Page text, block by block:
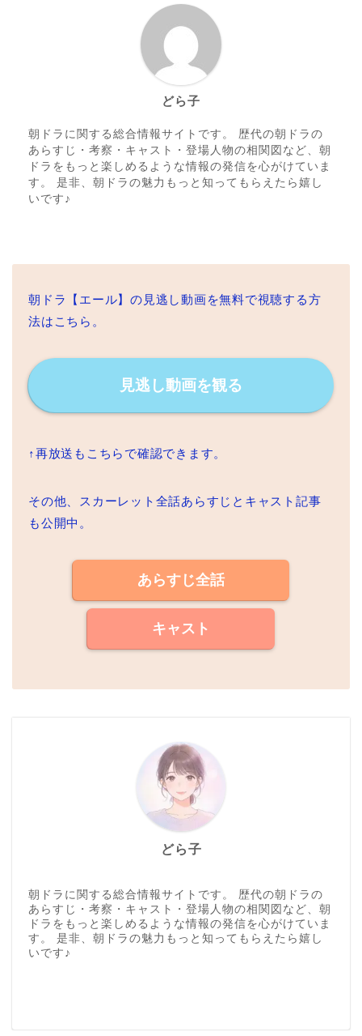
どら子
朝ドラに関する総合情報サイトです。 歴代の朝ドラの
あらすじ・考察・キャスト・登場人物の相関図など、朝
ドラをもっと楽しめるような情報の発信を心がけていま
す。 是非、朝ドラの魅力もっと知ってもらえたら嬉し
いです♪
朝ドラ【エール】の見逃し動画を無料で視聴する方
法はこちら。
見逃し動画を観る
↑再放送もこちらで確認できます。
その他、スカーレット全話あらすじとキャスト記事
も公開中。
あらすじ全話
キャスト
どら子
朝ドラに関する総合情報サイトです。 歴代の朝ドラの
あらすじ・考察・キャスト・登場人物の相関図など、朝
ドラをもっと楽しめるような情報の発信を心がけていま
す。 是非、朝ドラの魅力もっと知ってもらえたら嬉し
いです♪